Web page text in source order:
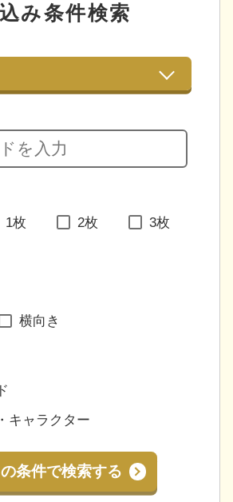
み条件検索
1枚 2枚 3枚
横向き
キャラクター
条件で検索する